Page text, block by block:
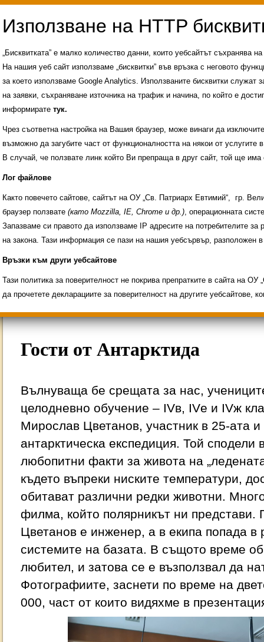
Свободни места за ученици
ИНОВАЦИЯ 2026
Олимпиади 2025/2026
Гости от Антарктида
Вълнуваща бе срещата за нас,
целодневно обучение – IVв, IVе и IVж
Мирослав Цветанов, участник в 25-ата
антарктическа експедиция. Той
любопитни факти за живота на
където въпреки ниските температури,
обитават различни редки животни.
филма, който полярникът ни
Цветанов е инженер, а в екипа попада в
системите на базата. В същото време
любител, и затова се е възползвал да
Фотографиите, заснети по време на
000, част от които видяхме в
„Бисквитката” е малко количество данни, които уебсайтът съхранява
На нашия уеб сайт използваме „бисквитки” във връзка с неговото
за което използваме Google Analytics. Използваните бисквитки служат
на заявки, съхраняване източника на трафик и начина, по който е
информирате тук.
Чрез съответна настройка на Вашия браузер, може винаги да
възможно да загубите част от функционалността на някои от услугите
В случай, че ползвате линк който Ви препраща в друг сайт, той ще има
Лог файлове
Както повечето сайтове, сайтът на ОУ „Св. Патриарх Евтимий“, гр.
браузер ползвате (като Mozzilla, IE, Chrome и др.), операционната
Запазваме си правото да използваме IP адресите на потребителите
на закона. Тази информация се пази на нашия уебсървър,
Връзки към други уебсайтове
Тази политика за поверителност не покрива препратките в сайта на
да прочетете декларациите за поверителност на другите уебсайтове,